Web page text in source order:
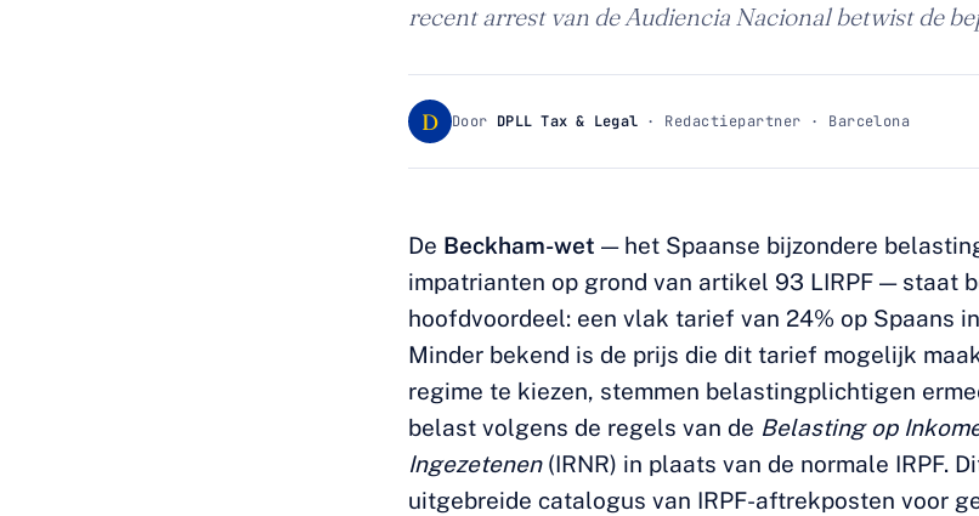
recent arrest van de Audiencia Nacional betwist de
D Door DPLL Tax & Legal · Redactiepartner · Barcelona
De Beckham-wet — het Spaanse bijzondere
impatrianten op grond van artikel 93 LIRPF — staat
hoofdvoordeel: een vlak tarief van 24% op Spaans
Minder bekend is de prijs die dit tarief mogelijk
regime te kiezen, stemmen belastingplichtigen
belast volgens de regels van de Belasting op
Ingezetenen(IRNR) in plaats van de normale IRPF.
uitgebreide catalogus van IRPF-aftrekposten voor